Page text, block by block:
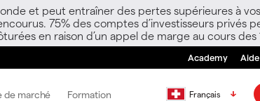
et peut entraîner des pertes supérieures à
75% des comptes d’investisseurs privés
en raison d’un appel de marge au cours des
Academy Aide
de marché Formation Français